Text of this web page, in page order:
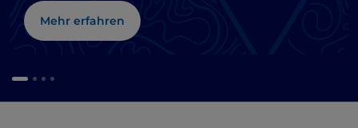
Mehr erfahren